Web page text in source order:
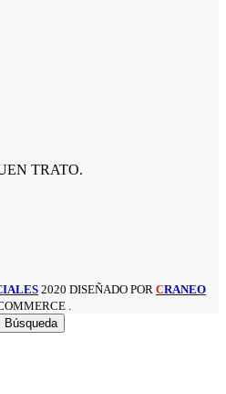
TRATO.
2020 DISEÑADO POR CRANEO
.
Búsqueda